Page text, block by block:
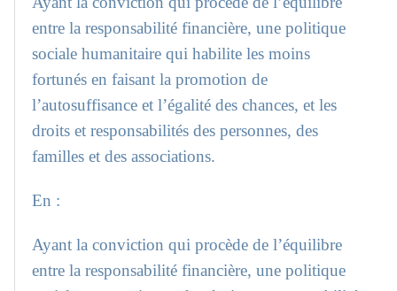
entre la responsabilité financière, une politique
sociale humanitaire qui habilite les moins
fortunés en faisant la promotion de
l’autosuffisance et l’égalité des chances, et les
droits et responsabilités des personnes, des
familles et des associations.
En :
Ayant la conviction qui procède de l’équilibre
entre la responsabilité financière, une politique